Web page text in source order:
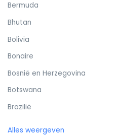
Bermuda
Bhutan
Bolivia
Bonaire
Bosnië en Herzegovina
Botswana
Brazilië
Alles weergeven